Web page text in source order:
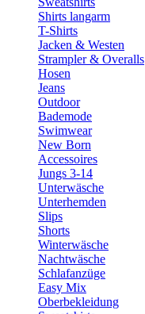
Shirts langarm
T-Shirts
Jacken & Westen
Strampler & Overalls
Hosen
Jeans
Outdoor
Bademode
Swimwear
New Born
Accessoires
Jungs 3-14
Unterwäsche
Unterhemden
Slips
Shorts
Winterwäsche
Nachtwäsche
Schlafanzüge
Easy Mix
Oberbekleidung